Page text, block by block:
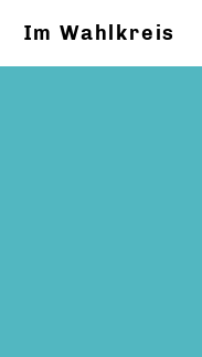
Im Wahlkreis